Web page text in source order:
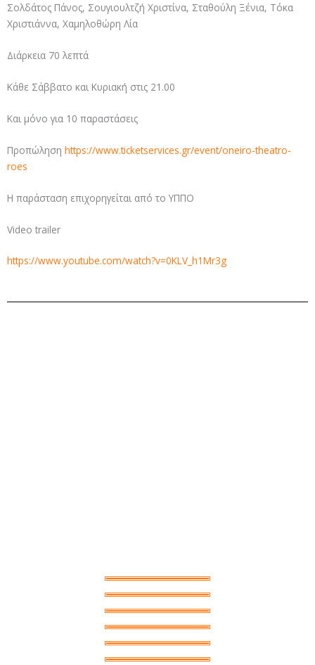
Σολδάτος Πάνος, Σουγιουλτζή Χριστίνα, Σταθούλη Ξένια, Τόκα
Χριστιάννα, Χαμηλοθώρη Λία
Διάρκεια 70 λεπτά
Κάθε Σάββατο και Κυριακή στις 21.00
Και μόνο για 10 παραστάσεις
Προπώληση https://www.ticketservices.gr/event/oneiro-theatro-
roes
Η παράσταση επιχορηγείται από το ΥΠΠΟ
Video trailer
https://www.youtube.com/watch?v=0KLV_h1Mr3g